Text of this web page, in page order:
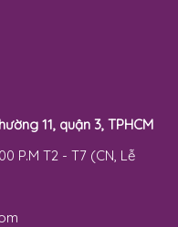
11, quận 3, TPHCM
P.M T2 - T7 (CN, Lễ